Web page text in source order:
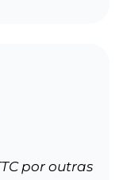
por outras